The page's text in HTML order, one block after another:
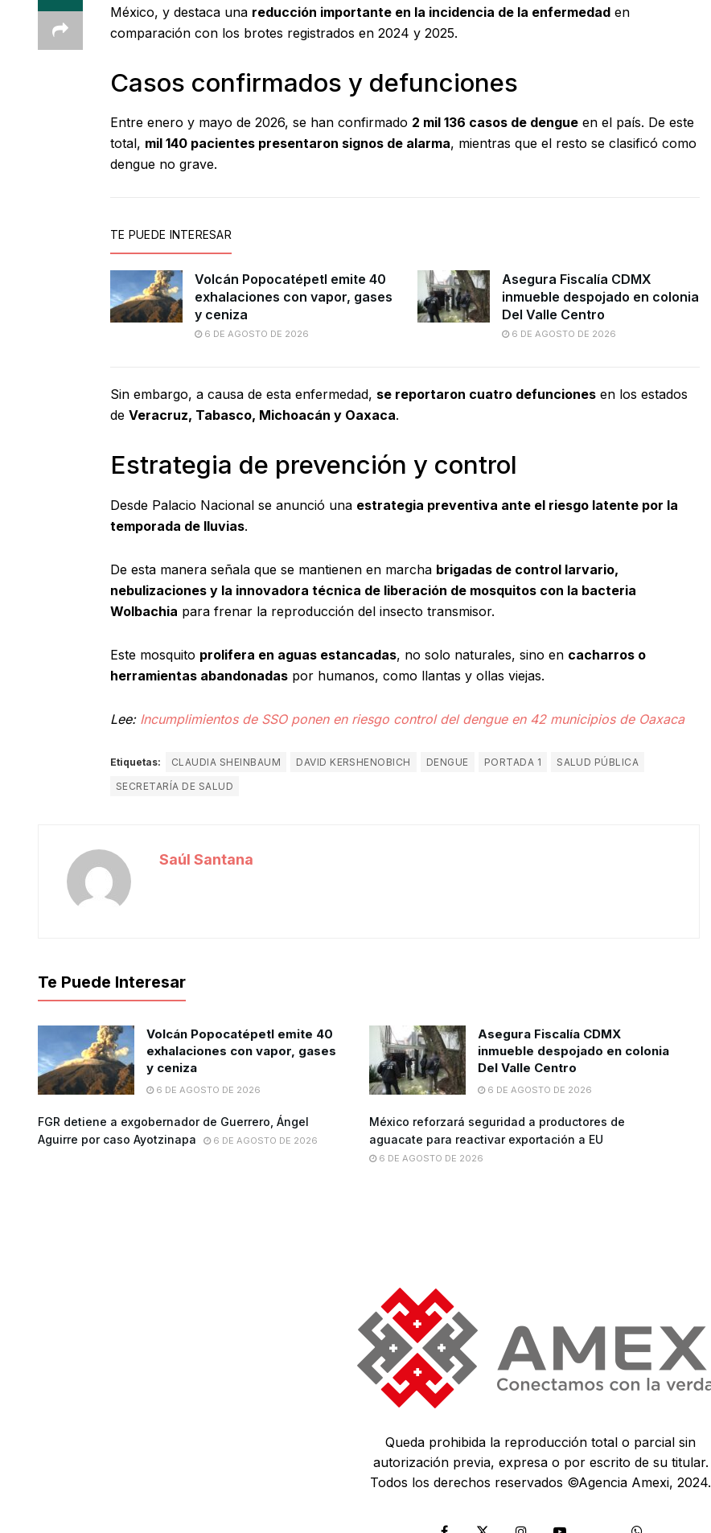
México, y destaca una reducción importante en la incidencia de la enfermedad en
comparación con los brotes registrados en 2024 y 2025.
Casos confirmados y defunciones
Entre enero y mayo de 2026, se han confirmado 2 mil 136 casos de dengue en el país. De este
total, mil 140 pacientes presentaron signos de alarma, mientras que el resto se clasificó como
dengue no grave.
TE PUEDE INTERESAR
Volcán Popocatépetl emite 40
exhalaciones con vapor, gases
y ceniza
6 DE AGOSTO DE 2026
Asegura Fiscalía CDMX
inmueble despojado en colonia
Del Valle Centro
6 DE AGOSTO DE 2026
Sin embargo, a causa de esta enfermedad, se reportaron cuatro defunciones en los estados
de Veracruz, Tabasco, Michoacán y Oaxaca.
Estrategia de prevención y control
Desde Palacio Nacional se anunció una estrategia preventiva ante el riesgo latente por la
temporada de lluvias.
De esta manera señala que se mantienen en marcha brigadas de control larvario,
nebulizaciones y la innovadora técnica de liberación de mosquitos con la bacteria
Wolbachia para frenar la reproducción del insecto transmisor.
Este mosquito prolifera en aguas estancadas, no solo naturales, sino en cacharros o
herramientas abandonadas por humanos, como llantas y ollas viejas.
Lee: Incumplimientos de SSO ponen en riesgo control del dengue en 42 municipios de Oaxaca
Etiquetas: CLAUDIA SHEINBAUM DAVID KERSHENOBICH DENGUE PORTADA 1
SALUD PÚBLICA
SECRETARÍA DE SALUD
Saúl Santana
Te Puede Interesar
Volcán Popocatépetl emite 40
exhalaciones con vapor, gases
y ceniza
6 DE AGOSTO DE 2026
Asegura Fiscalía CDMX
inmueble despojado en colonia
Del Valle Centro
6 DE AGOSTO DE 2026
FGR detiene a exgobernador de Guerrero, Ángel
Aguirre por caso Ayotzinapa
6 DE AGOSTO DE 2026
México reforzará seguridad a productores de
aguacate para reactivar exportación a EU
6 DE AGOSTO DE 2026
Queda prohibida la reproducción total o parcial sin
autorización previa, expresa o por escrito de su titular.
Todos los derechos reservados ©Agencia Amexi, 2024.